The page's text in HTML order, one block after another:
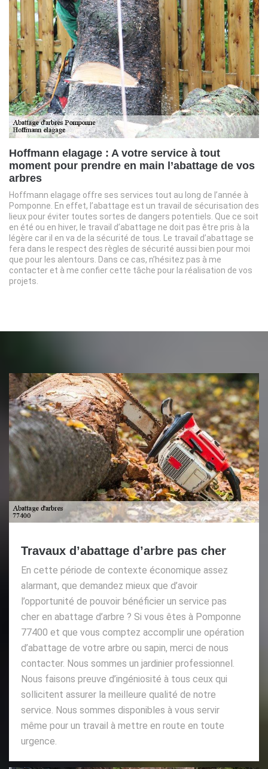
Hoffmann elagage : A votre service à tout
moment pour prendre en main l’abattage de vos
arbres
Hoffmann elagage offre ses services tout au long de l’année à
Pomponne. En effet, l’abattage est un travail de sécurisation des
lieux pour éviter toutes sortes de dangers potentiels. Que ce soit
en été ou en hiver, le travail d’abattage ne doit pas être pris à la
légère car il en va de la sécurité de tous. Le travail d’abattage se
fera dans le respect des règles de sécurité aussi bien pour moi
que pour les alentours. Dans ce cas, n’hésitez pas à me
contacter et à me confier cette tâche pour la réalisation de vos
projets.
Travaux d’abattage d’arbre pas cher
En cette période de contexte économique assez
alarmant, que demandez mieux que d’avoir
l’opportunité de pouvoir bénéficier un service pas
cher en abattage d’arbre ? Si vous êtes à Pomponne
77400 et que vous comptez accomplir une opération
d’abattage de votre arbre ou sapin, merci de nous
contacter. Nous sommes un jardinier professionnel.
Nous faisons preuve d’ingéniosité à tous ceux qui
sollicitent assurer la meilleure qualité de notre
service. Nous sommes disponibles à vous servir
même pour un travail à mettre en route en toute
urgence.